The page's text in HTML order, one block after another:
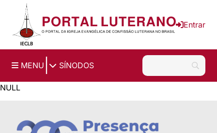
Ir para o conteúdo principal
Entrar
MENU SÍNODOS
NULL